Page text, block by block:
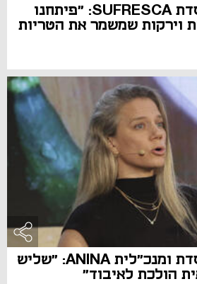
מייסדת SUFRESCA: "פיתחנו
וירקות שמשמר את הטריות
מייסדת ומנכ"לית ANINA: "שליש
הולכת לאיבוד"